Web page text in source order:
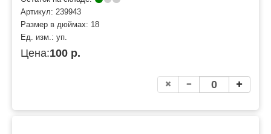
Артикул: 239943
Размер в дюймах: 18
Ед. изм.: уп.
Цена:100 р.